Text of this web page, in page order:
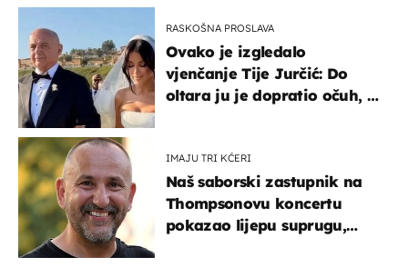
RASKOŠNA PROSLAVA
Ovako je izgledalo
vjenčanje Tije Jurčić: Do
oltara ju je dopratio očuh, a
IMAJU TRI KĆERI
Naš saborski zastupnik na
Thompsonovu koncertu
pokazao lijepu suprugu,